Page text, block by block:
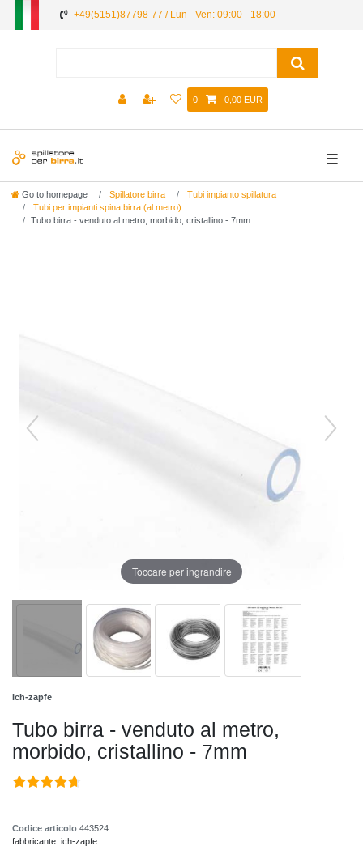
+49(5151)87798-77 / Lun - Ven: 09:00 - 18:00
0 0,00 EUR
☰
Go to homepage Spillatore birra
Tubi impianto spillatura
Tubi per impianti spina birra (al metro)
Tubo birra - venduto al metro, morbido, cristallino - 7mm
Toccare per ingrandire
Ich-zapfe
Tubo birra - venduto al metro,
morbido, cristallino - 7mm
Codice articolo 443524
fabbricante: ich-zapfe